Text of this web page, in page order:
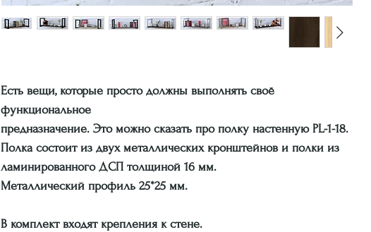
Есть вещи, которые просто должны выполнять своё
функциональное
предназначение. Это можно сказать про полку настенную PL-1-18.
Полка состоит из двух металлических кронштейнов и полки из
ламинированного ДСП толщиной 16 мм.
Металлический профиль 25*25 мм.
В комплект входят крепления к стене.